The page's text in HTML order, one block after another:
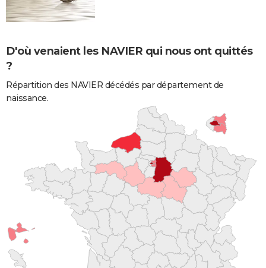
D'où venaient les NAVIER qui nous ont quittés
?
Répartition des NAVIER décédés par département de
naissance.